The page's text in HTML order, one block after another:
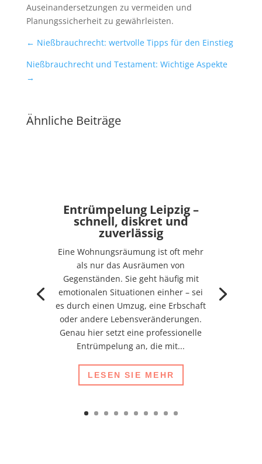
Auseinandersetzungen zu vermeiden und
Planungssicherheit zu gewährleisten.
← Nießbrauchrecht: wertvolle Tipps für den Einstieg
Nießbrauchrecht und Testament: Wichtige Aspekte
→
Ähnliche Beiträge
Entrümpelung Leipzig –
schnell, diskret und
zuverlässig
Eine Wohnungsräumung ist oft mehr
als nur das Ausräumen von
Gegenständen. Sie geht häufig mit
emotionalen Situationen einher – sei
es durch einen Umzug, eine Erbschaft
oder andere Lebensveränderungen.
Genau hier setzt eine professionelle
Entrümpelung an, die mit...
LESEN SIE MEHR